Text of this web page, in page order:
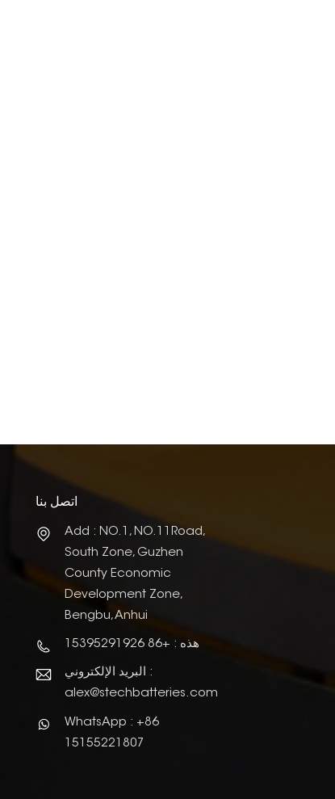
اتصل بنا
Add : NO.1, NO.11Road,
South Zone, Guzhen
County Economic
Development Zone,
Bengbu, Anhui
هذه : +86 15395291926
البريد الإلكتروني :
alex@stechbatteries.com
WhatsApp : +86
15155221807